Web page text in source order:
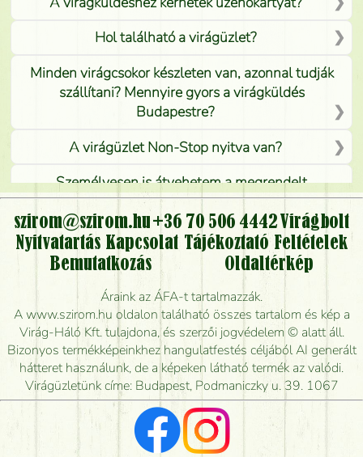
Hol található a virágüzlet?
Minden virágcsokor készleten van, azonnal tudják
szállítani? Mennyire gyors a virágküldés
Budapestre?
A virágüzlet Non-Stop nyitva van?
Személyesen is átvehetem a megrendelt
virágcsokrot, vagy csak virágküldéssel, kiszállítással
kérhető?
Vidékre is lehet rendelni?
Meddig rendelhetek virágküldést úgy, hogy még ma
kiszállítsák?
Mennyire gyorsan tudják elkészíteni a csokrot, és
mikor tudják leghamarabb kiszállítani?
Vörös rózsát keresek, van önöknél?
Milyen visszajelzést kapok a virágküldésről?
szirom@szirom.hu +36 70 506 4442 Virágbolt
Nyitvatartás Kapcsolat Tájékoztató Feltételek
Bemutatkozás
Oldaltérkép
Áraink az ÁFA-t tartalmazzák.
A www.szirom.hu oldalon található összes tartalom és kép a
Virág-Háló Kft. tulajdona, és szerzői jogvédelem © alatt áll.
Bizonyos termékképeinkhez hangulatfestés céljából AI generált
hátteret használunk, de a képeken látható termék az valódi.
Virágüzletünk címe: Budapest, Podmaniczky u. 39. 1067